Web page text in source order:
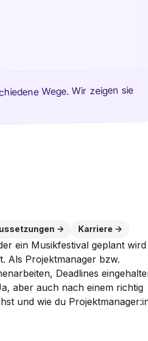
Wege. Wir zeigen sie
Karriere
ein Musikfestival geplant wird
Als Projektmanager bzw.
Deadlines
aber auch nach einem richtig
und wie du